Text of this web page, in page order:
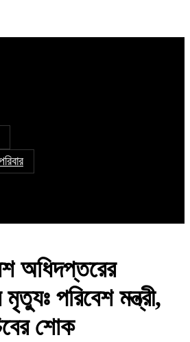
অধিদপ্তরের
পরিবেশ মন্ত্রী,
শোক